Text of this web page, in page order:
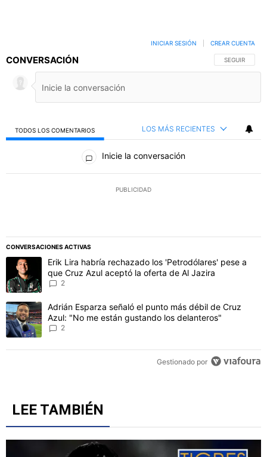
CONVERSACIÓN SIGA ESTA
SEGUIR
INICIAR SESIÓN CREAR CUENTA
TODOS LOS COMENTARIOS LOS MÁS RECIENTES
Todos los comentarios
Inicie la conversación
PUBLICIDAD
CONVERSACIONES ACTIVAS
Este listado muestra los artículos con más comentarios en los
Un artículo de tendencia con el título "Erik Lira habría rechazado
Erik Lira habría rechazado los 'Petrodólares' pese a
que Cruz Azul aceptó la oferta de Al Jazira
2
Un artículo de tendencia con el título "Adrián Esparza señaló el
Adrián Esparza señaló el punto más débil de Cruz
Azul: "No me están gustando los delanteros"
2
Gestionado por
LEE TAMBIÉN